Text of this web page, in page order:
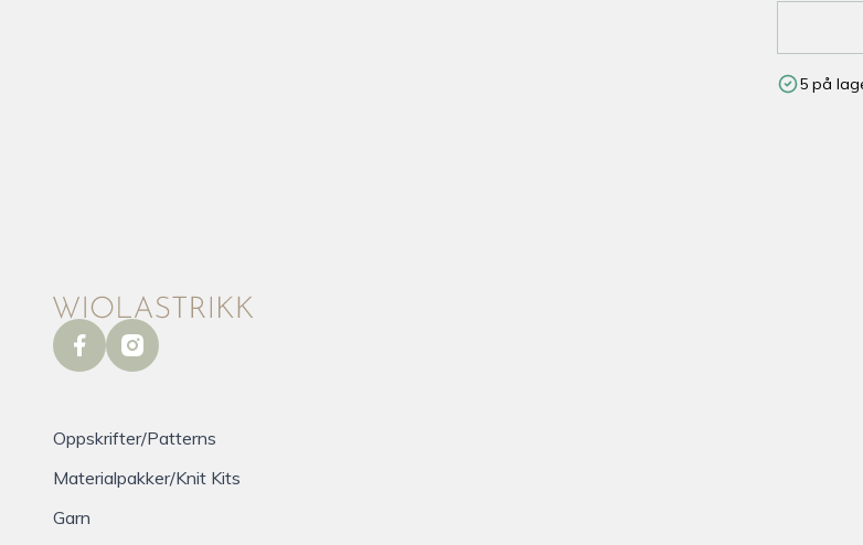
5 på
facebookinstagram
Oppskrifter/Patterns
Materialpakker/Knit Kits
Garn